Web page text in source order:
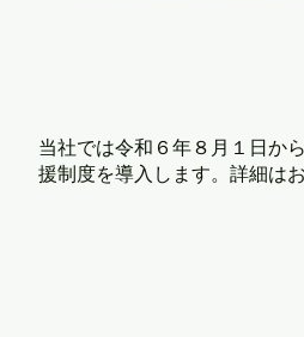
当社では令和６年８月１日か
援制度を導入します。詳細は